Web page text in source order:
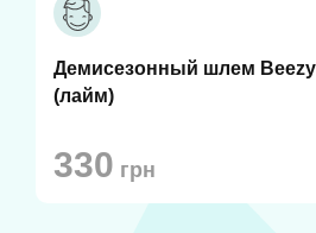
Демисезонный шлем
(лайм)
330 грн